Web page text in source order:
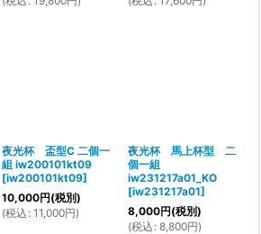
夜光杯 盃型C 二個一
組 iw200101kt09
[iw200101kt09]
10,000円(税別)
(税込 : 11,000円)
夜光杯 馬上杯型 二
個一組
iw231217a01_KO
[iw231217a01]
8,000円(税別)
(税込 : 8,800円)